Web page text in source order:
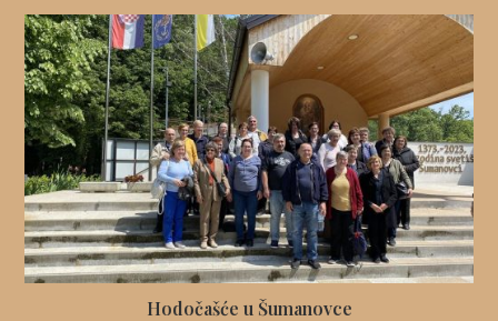
Hodočašće u Šumanovce